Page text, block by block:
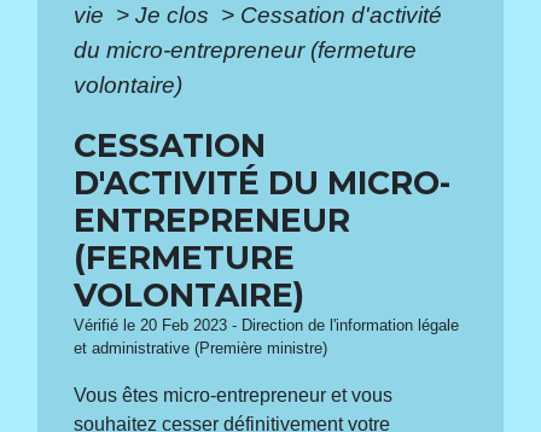
vie > Je clos > Cessation d'activité
du micro-entrepreneur (fermeture
volontaire)
CESSATION
D'ACTIVITÉ DU MICRO-
ENTREPRENEUR
(FERMETURE
VOLONTAIRE)
Vérifié le 20 Feb 2023 - Direction de l'information légale
et administrative (Première ministre)
Vous êtes micro-entrepreneur et vous
souhaitez cesser définitivement votre